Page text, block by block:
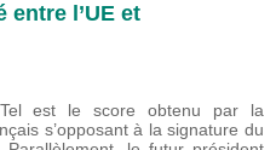
entre l’UE et
est le score obtenu par la
s’opposant à la signature du